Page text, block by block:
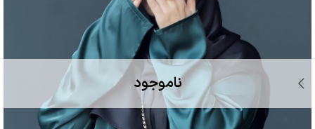
ناموجود